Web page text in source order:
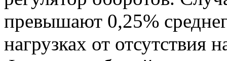
превышают 0,25%
нагрузках от отсутствия